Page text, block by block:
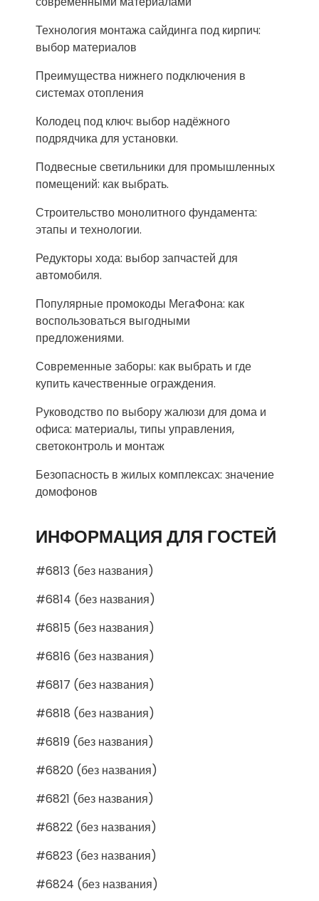
Технология монтажа сайдинга под кирпич:
выбор материалов
Преимущества нижнего подключения в
системах отопления
Колодец под ключ: выбор надёжного
подрядчика для установки.
Подвесные светильники для промышленных
помещений: как выбрать.
Строительство монолитного фундамента:
этапы и технологии.
Редукторы хода: выбор запчастей для
автомобиля.
Популярные промокоды МегаФона: как
воспользоваться выгодными
предложениями.
Современные заборы: как выбрать и где
купить качественные ограждения.
Руководство по выбору жалюзи для дома и
офиса: материалы, типы управления,
светоконтроль и монтаж
Безопасность в жилых комплексах: значение
домофонов
ИНФОРМАЦИЯ ДЛЯ ГОСТЕЙ
#6813 (без названия)
#6814 (без названия)
#6815 (без названия)
#6816 (без названия)
#6817 (без названия)
#6818 (без названия)
#6819 (без названия)
#6820 (без названия)
#6821 (без названия)
#6822 (без названия)
#6823 (без названия)
#6824 (без названия)